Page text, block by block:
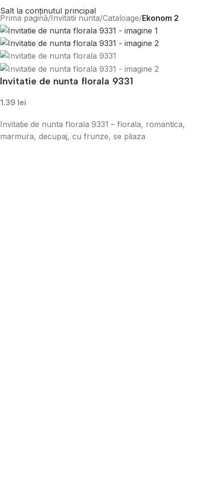
Salt la conținutul principal
Prima pagină Invitatii nunta Cataloage Ekonom 2
Invitatie de nunta florala 9331
1.39 lei
Invitatie de nunta florala 9331 – florala, romantica,
marmura, decupaj, cu frunze, se pliaza